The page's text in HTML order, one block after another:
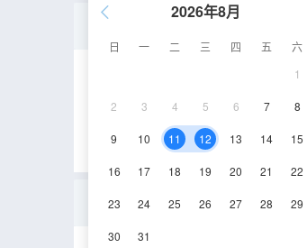
2026年8月
日 一 二 三 四 五
六
1
2 3 4 5 6 7 8
9 10 11 12 13 14 15
16 17 18 19 20 21 22
23 24 25 26 27 28 29
30 31
舒適大
豪華商務